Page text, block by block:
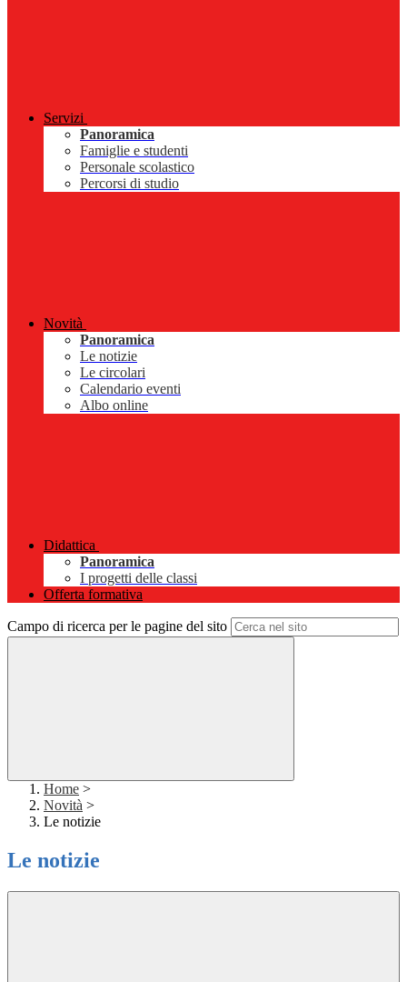
Servizi
Panoramica
Famiglie e studenti
Personale scolastico
Percorsi di studio
Novità
Panoramica
Le notizie
Le circolari
Calendario eventi
Albo online
Didattica
Panoramica
I progetti delle classi
Offerta formativa
Campo di ricerca per le pagine del sito
Home >
Novità >
Le notizie
Le notizie